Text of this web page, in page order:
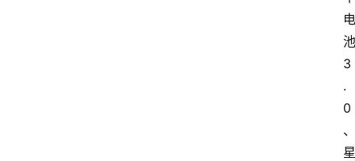
电
池
3
.
0
、
星